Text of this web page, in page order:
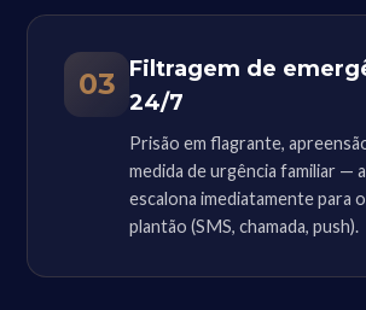
03 Filtragem de
24/7
Prisão em flagrante,
medida de urgência familiar —
escalona imediatamente para
plantão (SMS, chamada, push).